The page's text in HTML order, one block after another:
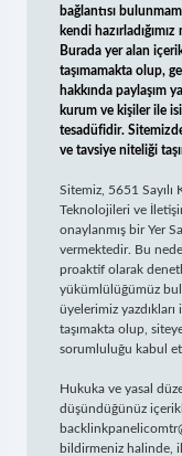
bağlantısı
kendi
Burada yer alan
taşımamakta olup,
hakkında paylaşım
kurum ve kişiler ile
tesadüfidir.
ve tavsiye niteliği
Sitemiz, 5651 Sayılı
Teknolojileri ve
onaylanmış bir Yer
vermektedir. Bu
proaktif olarak
yükümlülüğümüz
üyelerimiz
taşımakta olup,
sorumluluğu kabul
Hukuka ve yasal
düşündüğünüz
bildirmeniz halinde,